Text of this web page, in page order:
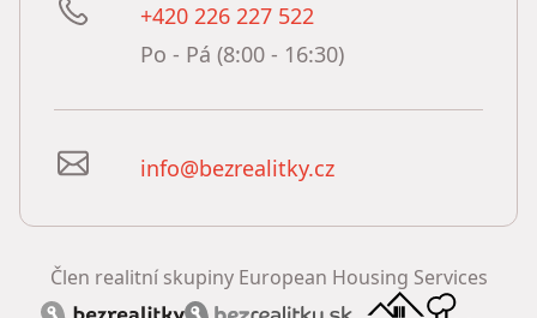
+420 226 227 522
Po - Pá (8:00 - 16:30)
info@bezrealitky.cz
Člen realitní skupiny European Housing Services